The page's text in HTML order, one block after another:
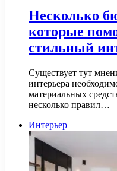
Несколько
которые
стильный
Существует тут
интерьера
материальных
несколько правил…
Интерьер